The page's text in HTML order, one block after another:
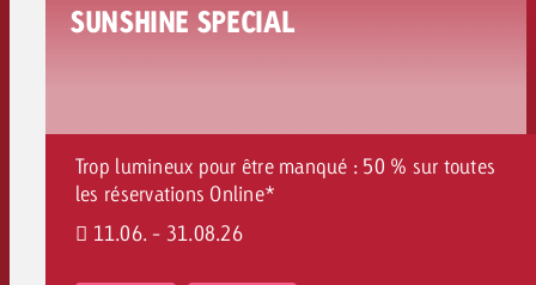
SUNSHINE SPECIAL
Trop lumineux pour être manqué : 50 % sur toutes
les réservations Online*
11.06. - 31.08.26